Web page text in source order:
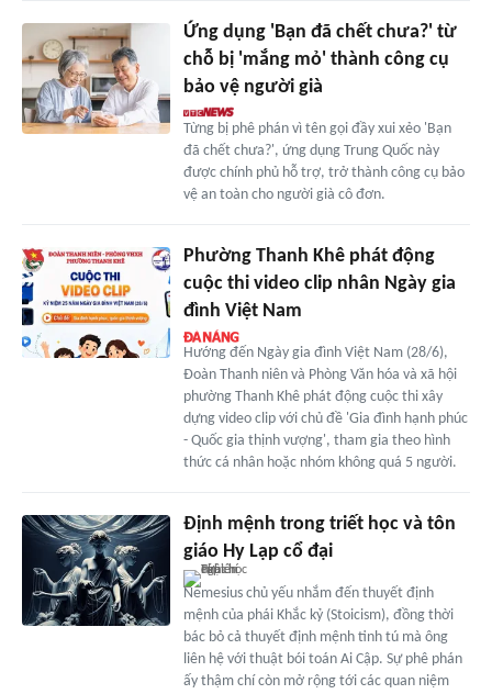
Ứng dụng 'Bạn đã chết chưa?' từ
chỗ bị 'mắng mỏ' thành công cụ
bảo vệ người già
Từng bị phê phán vì tên gọi đầy xui xẻo 'Bạn
đã chết chưa?', ứng dụng Trung Quốc này
được chính phủ hỗ trợ, trở thành công cụ bảo
vệ an toàn cho người già cô đơn.
Phường Thanh Khê phát động
cuộc thi video clip nhân Ngày gia
đình Việt Nam
Hướng đến Ngày gia đình Việt Nam (28/6),
Đoàn Thanh niên và Phòng Văn hóa và xã hội
phường Thanh Khê phát động cuộc thi xây
dựng video clip với chủ đề 'Gia đình hạnh phúc
- Quốc gia thịnh vượng', tham gia theo hình
thức cá nhân hoặc nhóm không quá 5 người.
Định mệnh trong triết học và tôn
giáo Hy Lạp cổ đại
Nemesius chủ yếu nhắm đến thuyết định
mệnh của phái Khắc kỷ (Stoicism), đồng thời
bác bỏ cả thuyết định mệnh tinh tú mà ông
liên hệ với thuật bói toán Ai Cập. Sự phê phán
ấy thậm chí còn mở rộng tới các quan niệm